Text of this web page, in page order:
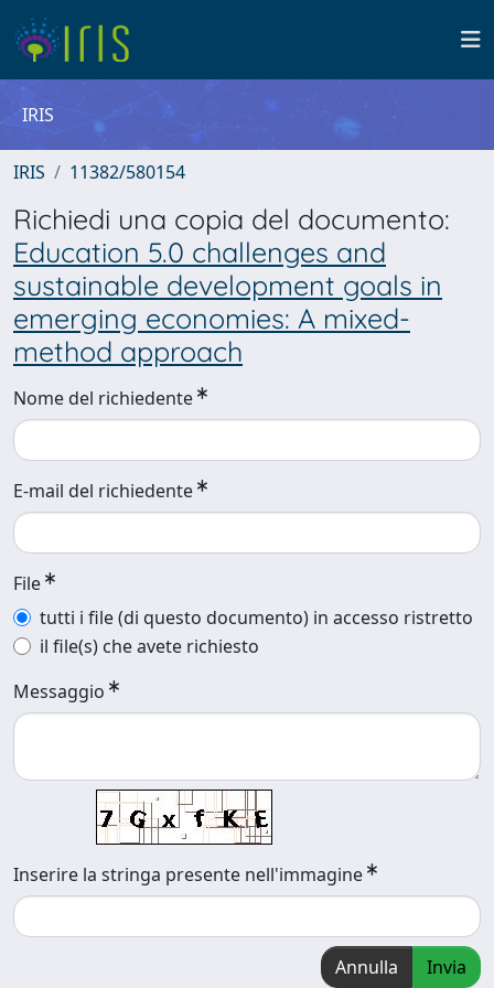
IRIS
IRIS 11382/580154
Richiedi una copia del documento:
Education 5.0 challenges and
sustainable development goals in
emerging economies: A mixed-
method approach
Nome del richiedente
E-mail del richiedente
File
tutti i file (di questo documento) in accesso ristretto
il file(s) che avete richiesto
Messaggio
Inserire la stringa presente nell'immagine
Annulla Invia